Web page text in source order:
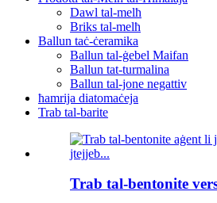
Dawl tal-melħ
Briks tal-melħ
Ballun taċ-ċeramika
Ballun tal-ġebel Maifan
Ballun tat-turmalina
Ballun tal-jone negattiv
ħamrija diatomaċeja
Trab tal-barite
Trab tal-bentonite